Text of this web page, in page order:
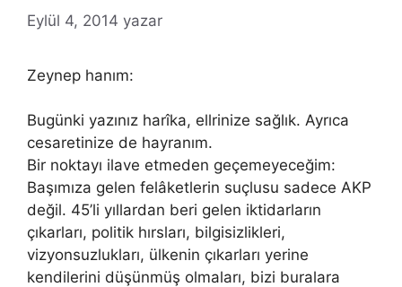
Eylül 4, 2014 yazar
Zeynep hanım:
Bugünki yazınız harîka, ellrinize sağlık. Ayrıca
cesaretinize de hayranım.
Bir noktayı ilave etmeden geçemeyeceğim:
Başımıza gelen felâketlerin suçlusu sadece AKP
değil. 45’li yıllardan beri gelen iktidarların
çıkarları, politik hırsları, bilgisizlikleri,
vizyonsuzlukları, ülkenin çıkarları yerine
kendilerini düşünmüş olmaları, bizi buralara